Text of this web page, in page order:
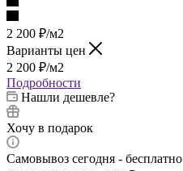
2 200 ₽/м2
Варианты цен
2 200 ₽/м2
Подробности
Нашли дешевле?
Хочу в подарок
Самовывоз сегодня - бесплатно